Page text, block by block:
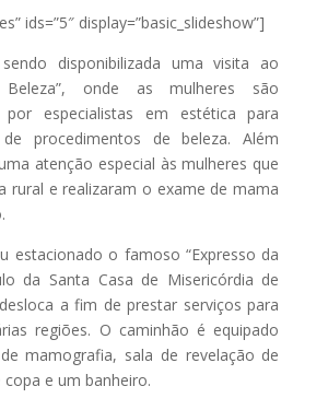
ids=”5″ display=”basic_slideshow”]
disponibilizada uma visita ao
Beleza”, onde as mulheres são
por especialistas em estética para
procedimentos de beleza. Além
atenção especial às mulheres que
rural e realizaram o exame de mama
estacionado o famoso “Expresso da
da Santa Casa de Misericórdia de
a fim de prestar serviços para
regiões. O caminhão é equipado
mamografia, sala de revelação de
e um banheiro.